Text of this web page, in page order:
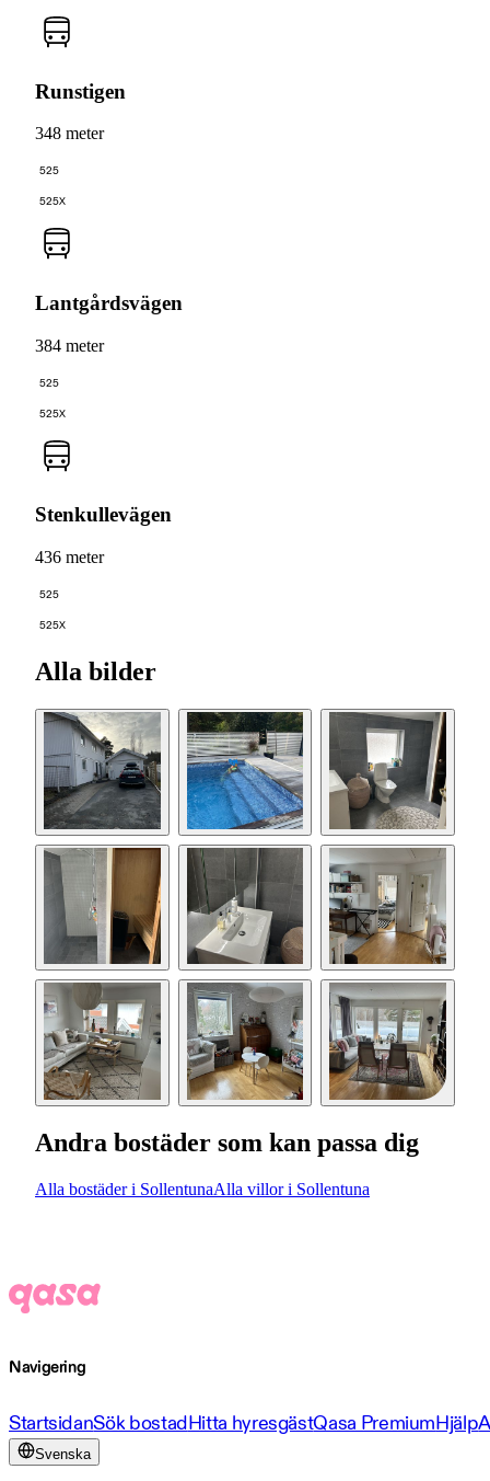
Runstigen
348 meter
525
525X
Lantgårdsvägen
384 meter
525
525X
Stenkullevägen
436 meter
525
525X
Alla bilder
Andra bostäder som kan passa dig
Alla bostäder i SollentunaAlla villor i Sollentuna
Navigering
StartsidanSök bostadHitta hyresgästQasa PremiumHjälp
Svenska